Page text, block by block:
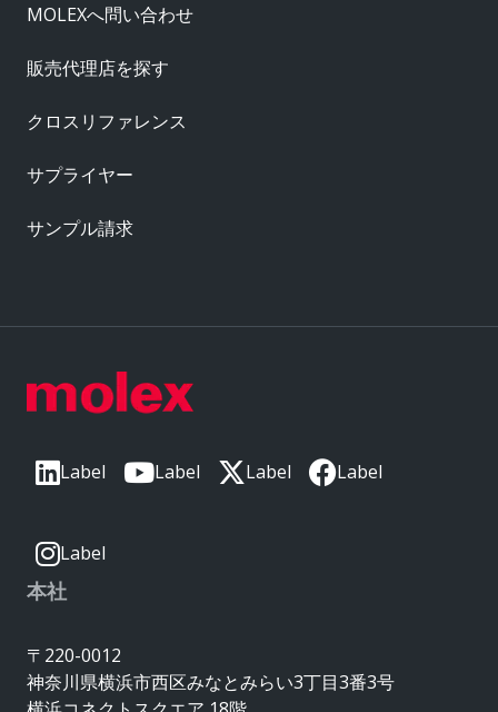
Label Label Label Label
Label
本社
〒220-0012
神奈川県横浜市西区みなとみらい3丁目3番3号
MOLEXへ問い合わせ
販売代理店を探す
クロスリファレンス
サプライヤー
サンプル請求